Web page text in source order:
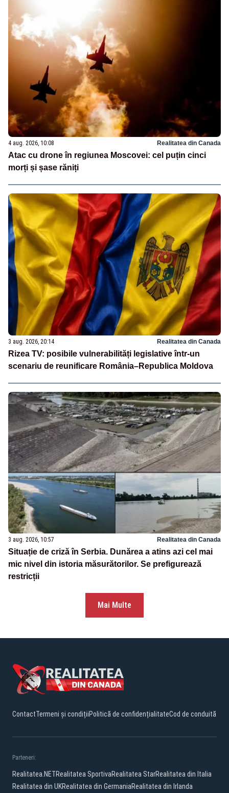
4 aug. 2026, 10:08 Realitatea din Canada
Atac cu drone în regiunea Moscovei: cel puțin cinci
morți și șase răniți
3 aug. 2026, 20:14 Realitatea din Canada
Rizea TV: posibile vulnerabilități legislative într-un
scenariu de reunificare România–Republica Moldova
3 aug. 2026, 10:57 Realitatea din Canada
Situație de criză în Serbia. Dunărea a atins azi cel mai
mic nivel din istoria măsurătorilor. Se prefigurează
restricții
Mai Multe
ContactTermeni și condițiiPolitică de confidențialitateCod de conduită
Parteneri:
Realitatea.NETRealitatea SportivaRealitatea StarRealitatea din Italia
Realitatea din UKRealitatea din GermaniaRealitatea din Irlanda